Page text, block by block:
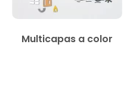
Multicapas a color